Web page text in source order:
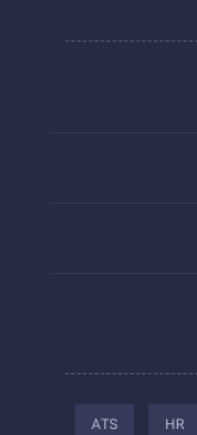
HR
ATS